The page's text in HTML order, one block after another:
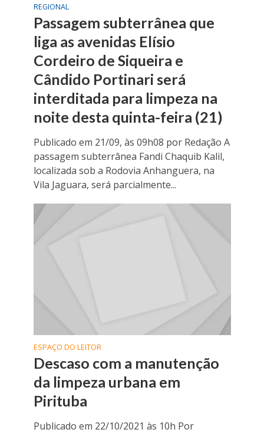
REGIONAL
Passagem subterrânea que
liga as avenidas Elísio
Cordeiro de Siqueira e
Cândido Portinari será
interditada para limpeza na
noite desta quinta-feira (21)
Publicado em 21/09, às 09h08 por Redação A
passagem subterrânea Fandi Chaquib Kalil,
localizada sob a Rodovia Anhanguera, na
Vila Jaguara, será parcialmente...
ESPAÇO DO LEITOR
Descaso com a manutenção
da limpeza urbana em
Pirituba
Publicado em 22/10/2021 às 10h Por